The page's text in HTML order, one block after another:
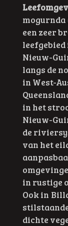
een zeer
Nieuw-
langs de
in West-
in het
Nieuw-
de
van het
in rustige
Ook in
dichte